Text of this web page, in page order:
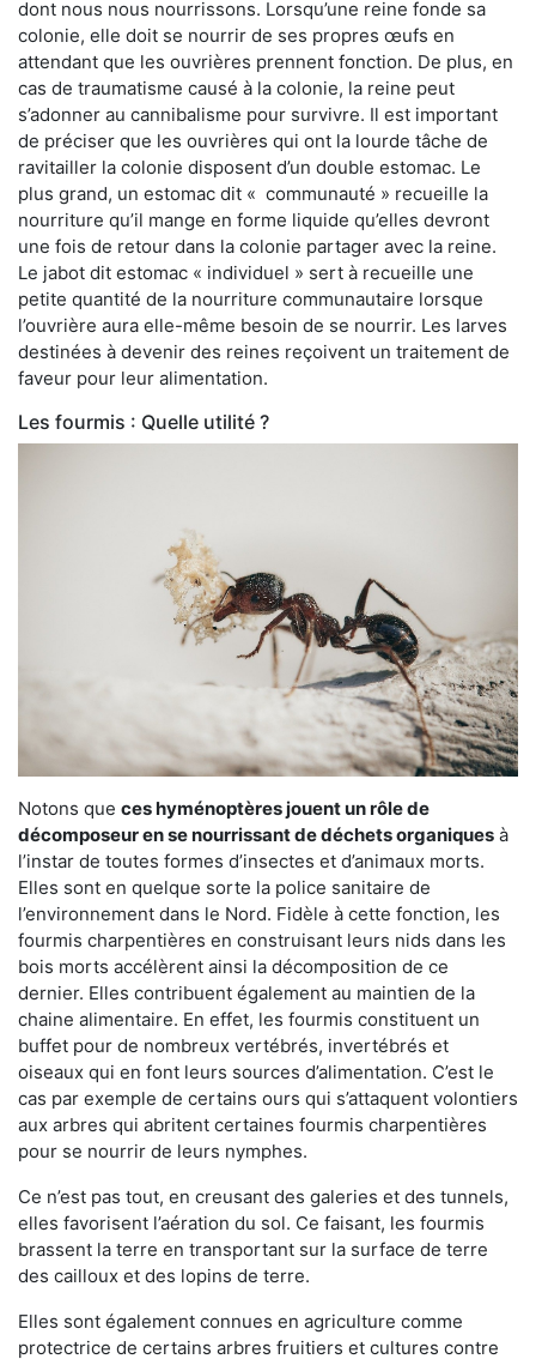
dont nous nous nourrissons. Lorsqu’une reine fonde sa
colonie, elle doit se nourrir de ses propres œufs en
attendant que les ouvrières prennent fonction. De plus, en
cas de traumatisme causé à la colonie, la reine peut
s’adonner au cannibalisme pour survivre. Il est important
de préciser que les ouvrières qui ont la lourde tâche de
ravitailler la colonie disposent d’un double estomac. Le
plus grand, un estomac dit « communauté » recueille la
nourriture qu’il mange en forme liquide qu’elles devront
une fois de retour dans la colonie partager avec la reine.
Le jabot dit estomac « individuel » sert à recueille une
petite quantité de la nourriture communautaire lorsque
l’ouvrière aura elle-même besoin de se nourrir. Les larves
destinées à devenir des reines reçoivent un traitement de
faveur pour leur alimentation.
Les fourmis : Quelle utilité ?
Notons que ces hyménoptères jouent un rôle de
décomposeur en se nourrissant de déchets organiques à
l’instar de toutes formes d’insectes et d’animaux morts.
Elles sont en quelque sorte la police sanitaire de
l’environnement dans le Nord. Fidèle à cette fonction, les
fourmis charpentières en construisant leurs nids dans les
bois morts accélèrent ainsi la décomposition de ce
dernier. Elles contribuent également au maintien de la
chaine alimentaire. En effet, les fourmis constituent un
buffet pour de nombreux vertébrés, invertébrés et
oiseaux qui en font leurs sources d’alimentation. C’est le
cas par exemple de certains ours qui s’attaquent volontiers
aux arbres qui abritent certaines fourmis charpentières
pour se nourrir de leurs nymphes.
Ce n’est pas tout, en creusant des galeries et des tunnels,
elles favorisent l’aération du sol. Ce faisant, les fourmis
brassent la terre en transportant sur la surface de terre
des cailloux et des lopins de terre.
Elles sont également connues en agriculture comme
protectrice de certains arbres fruitiers et cultures contre